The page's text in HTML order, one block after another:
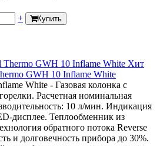
+ Купить
Хит
GWH 10 Inflame White
White - Газовая колонка с
Расчетная номинальная
10 л/мин. Индикация
дисплее. Теплообменник из
обратного потока Reverse
и долговечность прибора до 30%.